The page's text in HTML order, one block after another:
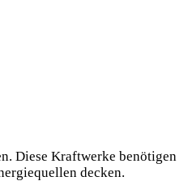
Diese Kraftwerke benötigen
decken.